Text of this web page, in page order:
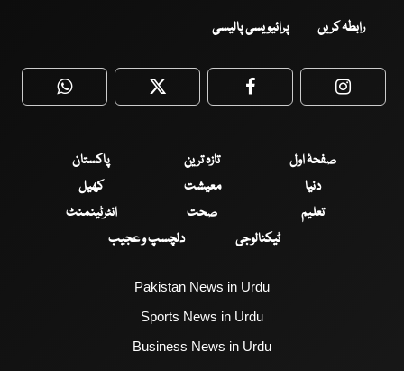
رابطہ کریں پرائیویسی پالیسی
WhatsApp Twitter Facebook
صفحۂ اول تازہ ترین
پاکستان
دنیا
معیشت
کھیل
تعلیم
صحت
انٹرٹینمنٹ
ٹیکنالوجی
دلچسپ و عجیب
Pakistan News in Urdu
Sports News in Urdu
Business News in Urdu